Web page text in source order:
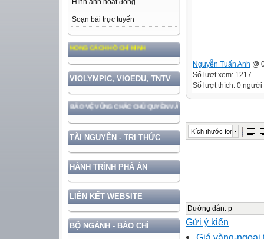
Hình ảnh hoạt động
Soạn bài trực tuyến
ĐẠO ĐỨC, PHONG CÁCH HỒ CHÍ MINH
VIOLYMPIC, VIOEDU, TNTV
NƯỚC GẮN VỚI BẢO VỆ VỮNG CHẮC CHỦ QUYỀN VÀ ĐỘC LẬP DÂN TỘC!
TÀI NGUYÊN - TRI THỨC
HÀNH TRÌNH PHÁ ÁN
LIÊN KẾT WEBSITE
BỘ NGÀNH - BÁO CHÍ
Nguyễn Tuấn Anh @
Số lượt xem: 1217
Số lượt thích: 0 người
Kích thước font
Đường dẫn: p
Gửi ý kiến